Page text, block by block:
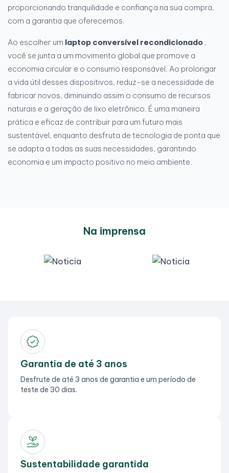
proporcionando tranquilidade e confiança na sua compra,
com a garantia que oferecemos.
Ao escolher um laptop conversível recondicionado ,
você se junta a um movimento global que promove a
economia circular e o consumo responsável. Ao prolongar
a vida útil desses dispositivos, reduz-se a necessidade de
fabricar novos, diminuindo assim o consumo de recursos
naturais e a geração de lixo eletrônico. É uma maneira
prática e eficaz de contribuir para um futuro mais
sustentável, enquanto desfruta de tecnologia de ponta que
se adapta a todas as suas necessidades, garantindo
economia e um impacto positivo no meio ambiente.
Na imprensa
Garantia de até 3 anos
Desfrute de até 3 anos de garantia e um período de
teste de 30 dias.
Sustentabilidade garantida